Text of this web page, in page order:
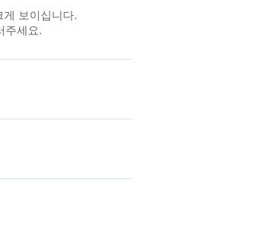
보이십니다.
주세요.